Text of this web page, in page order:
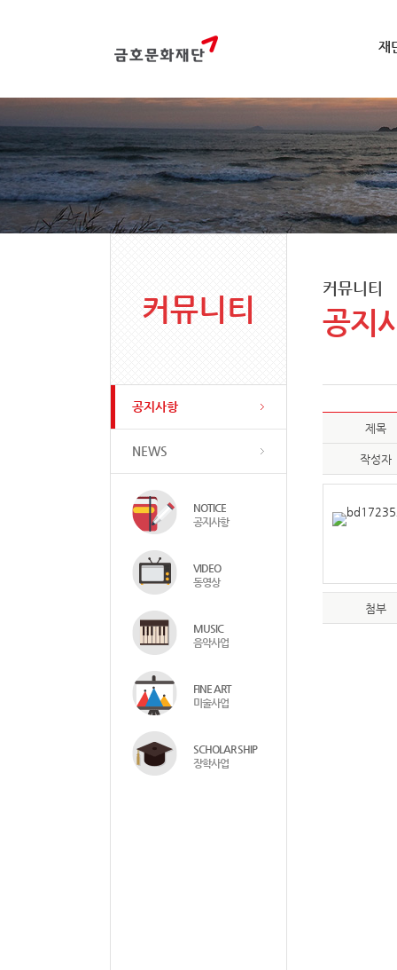
재
커뮤니티
공지사항
NEWS
NOTICE
공지사항
VIDEO
동영상
MUSIC
음악사업
FINE ART
미술사업
SCHOLAR SHIP
장학사업
커뮤니티
공지
제목
작성자
첨부